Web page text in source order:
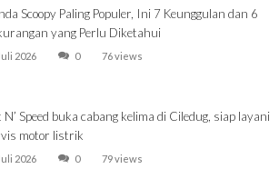
Scoopy Paling Populer, Ini 7 Keunggulan dan 6
yang Perlu Diketahui
2026 0 76 views
Speed buka cabang kelima di Ciledug, siap layani
motor listrik
2026 0 79 views